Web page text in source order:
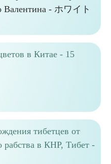
Валентина - ホワイト
в Китае - 15
тибетцев от
рабства в КНР, Тибет -